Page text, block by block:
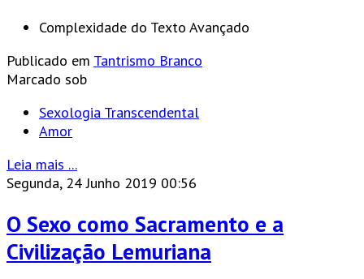
Complexidade do Texto Avançado
Publicado em Tantrismo Branco
Marcado sob
Sexologia Transcendental
Amor
Leia mais ...
Segunda, 24 Junho 2019 00:56
O Sexo como Sacramento e a
Civilização Lemuriana